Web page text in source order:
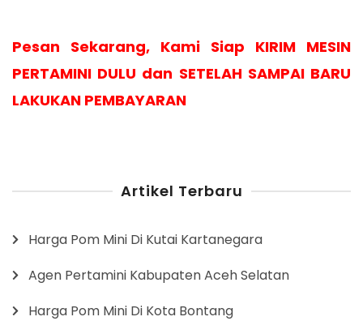
Pesan Sekarang, Kami Siap KIRIM MESIN
PERTAMINI DULU dan SETELAH SAMPAI BARU
LAKUKAN PEMBAYARAN
Artikel Terbaru
Harga Pom Mini Di Kutai Kartanegara
Agen Pertamini Kabupaten Aceh Selatan
Harga Pom Mini Di Kota Bontang